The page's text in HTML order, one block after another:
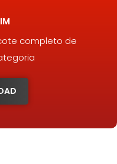
completo de